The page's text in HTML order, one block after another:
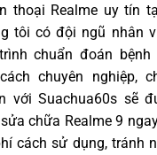
thoại Realme uy tín
tôi có đội ngũ nhân
chuẩn đoán
chuyên nghiệp,
với Suachua60s sẽ
chữa Realme 9
cách sử dụng, tránh